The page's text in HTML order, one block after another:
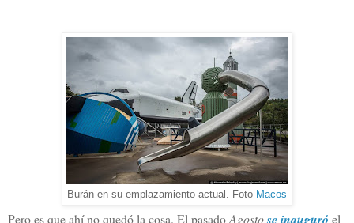
Burán en su emplazamiento actual. Foto Macos
Pero es que ahí no quedó la cosa. El pasadoAgostose inauguró el